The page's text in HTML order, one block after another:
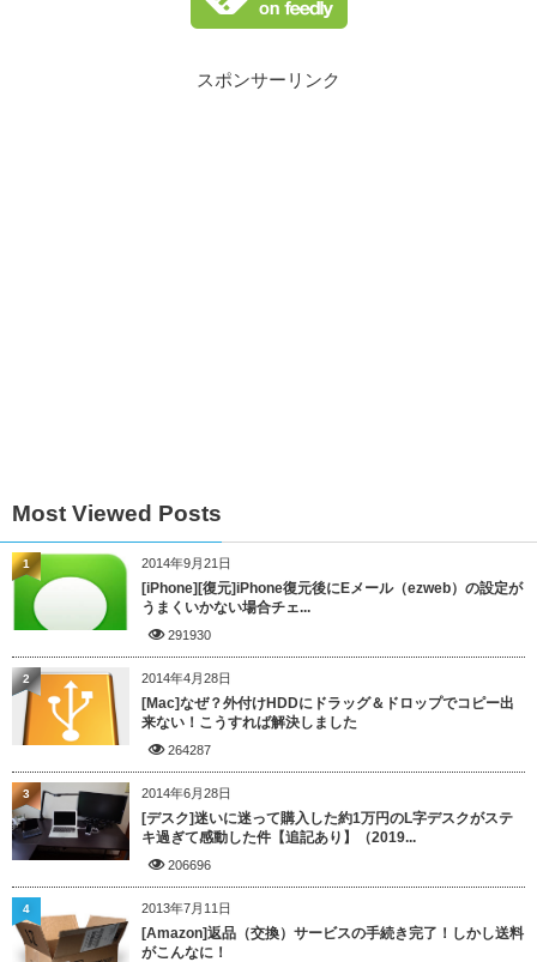
スポンサーリンク
Most Viewed Posts
2014年9月21日
[iPhone][復元]iPhone復元後にEメール（ezweb）の設定が
うまくいかない場合チェ...
291930
1
2014年4月28日
[Mac]なぜ？外付けHDDにドラッグ＆ドロップでコピー出
来ない！こうすれば解決しました
264287
2
2014年6月28日
[デスク]迷いに迷って購入した約1万円のL字デスクがステ
キ過ぎて感動した件【追記あり】（2019...
206696
3
2013年7月11日
[Amazon]返品（交換）サービスの手続き完了！しかし送料
がこんなに！
4